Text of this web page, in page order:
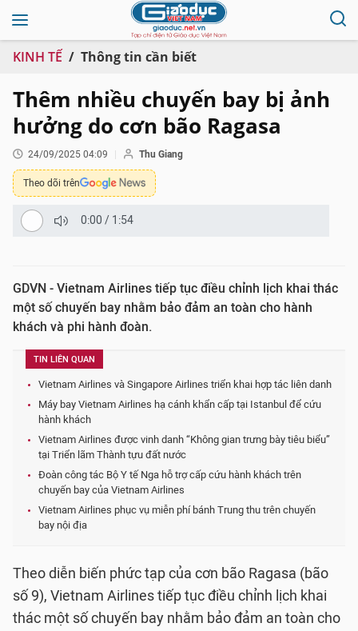
KINH TẾ Thông tin cần biết
Thêm nhiều chuyến bay bị ảnh
hưởng do cơn bão Ragasa
24/09/2025 04:09 Thu Giang
Theo dõi trên
0:00 / 1:54
GDVN - Vietnam Airlines tiếp tục điều chỉnh lịch khai thác
một số chuyến bay nhằm bảo đảm an toàn cho hành
khách và phi hành đoàn.
TIN LIÊN QUAN
Vietnam Airlines và Singapore Airlines triển khai hợp tác liên danh
Máy bay Vietnam Airlines hạ cánh khẩn cấp tại Istanbul để cứu
hành khách
Vietnam Airlines được vinh danh “Không gian trưng bày tiêu biểu”
tại Triển lãm Thành tựu đất nước
Đoàn công tác Bộ Y tế Nga hỗ trợ cấp cứu hành khách trên
chuyến bay của Vietnam Airlines
Vietnam Airlines phục vụ miễn phí bánh Trung thu trên chuyến
bay nội địa
Theo diễn biến phức tạp của cơn bão Ragasa (bão
số 9), Vietnam Airlines tiếp tục điều chỉnh lịch khai
thác một số chuyến bay nhằm bảo đảm an toàn cho